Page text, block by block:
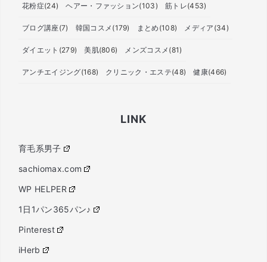
花粉症(24) ヘアー・ファッション(103) 筋トレ(453)
ブログ講座(7) 韓国コスメ (179) まとめ (108) メディア (34)
ダイエット (279) 美肌(806) メンズコスメ (81)
アンチエイジング(168) クリニック・エステ(48) 健康(466)
LINK
育毛系男子
sachiomax.com
WP HELPER
1日1パン365パン♪
Pinterest
iHerb